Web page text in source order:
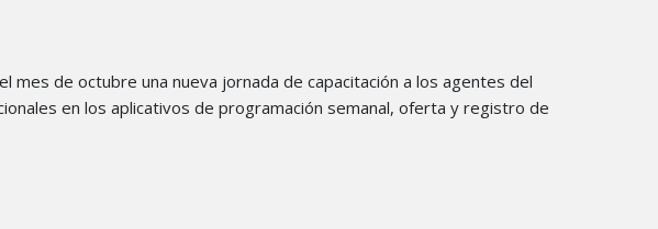
mes de octubre una nueva jornada de capacitación a los agentes del
en los aplicativos de programación semanal, oferta y registro de